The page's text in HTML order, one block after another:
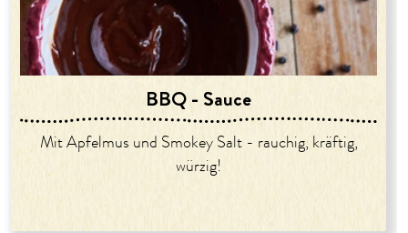
BBQ - Sauce
Mit Apfelmus und Smokey Salt - rauchig, kräftig,
würzig!